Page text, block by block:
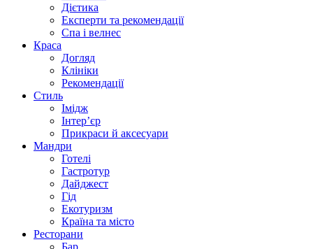
Дієтика
Експерти та рекомендації
Спа i велнес
Краса
Догляд
Клініки
Рекомендації
Стиль
Імідж
Інтер’єр
Прикраси й аксесуари
Мандри
Готелі
Гастротур
Дайджест
Гід
Екотуризм
Країна та місто
Ресторани
Бар